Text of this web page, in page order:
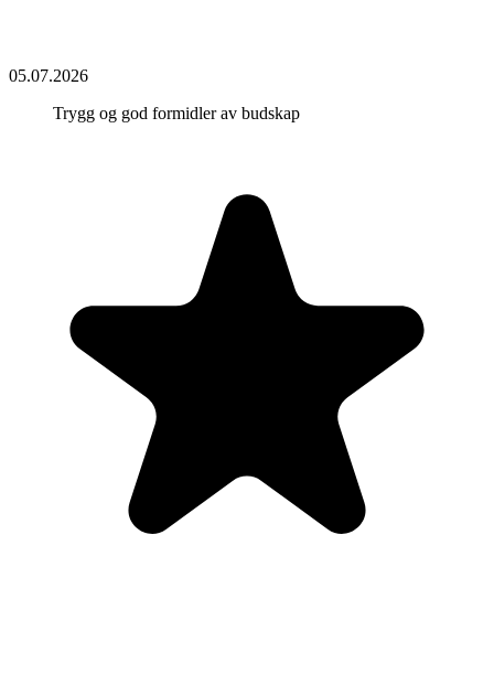
05.07.2026
Trygg og god formidler av budskap